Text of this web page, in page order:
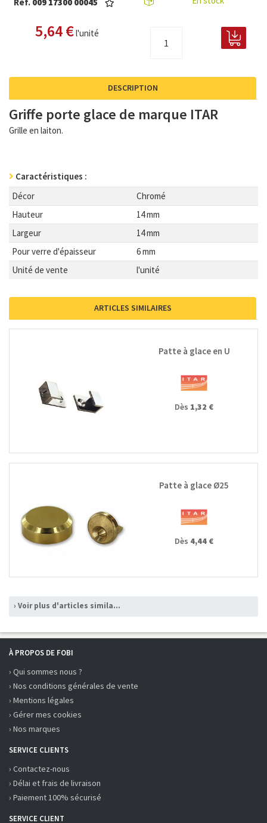
5,64 €l'unité
DESCRIPTION
Griffe porte glace de marque ITAR
Grille en laiton.
Caractéristiques :
Décor
Chromé
Hauteur
14 mm
Largeur
14 mm
Pour verre d'épaisseur
6 mm
Unité de vente
l'unité
ARTICLES SIMILAIRES
Patte à glace en U
Dès 1,32 €
Patte à glace Ø25
Dès 4,44 €
› Voir plus d'articles similaires
À PROPOS DE FOBI
› Qui sommes nous ?
› Nos conditions générales de vente
› Mentions légales
› Gérer mes cookies
› Nos marques
SERVICE CLIENTS
› Contactez-nous
› Délai et frais de livraison
› Paiement 100% sécurisé
SERVICE CLIENT